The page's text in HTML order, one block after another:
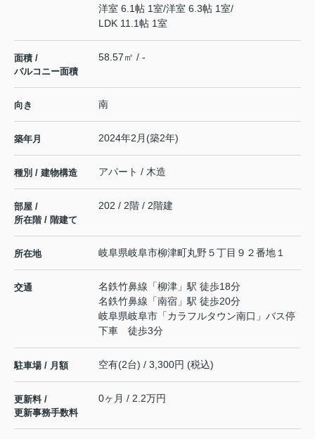
洋室 6.1帖 1室/洋室 6.3帖 1室/
LDK 11.1帖 1室
面積 /
バルコニー面積
58.57㎡ / -
向き 南
築年月 2024年2月(築2年)
種別 / 建物構造 アパート / 木造
部屋 /
所在階 / 階建て
202 / 2階 / 2階建
所在地 岐阜県岐阜市柳津町丸野５丁目９２番地１
交通 名鉄竹鼻線 「柳津 」駅 徒歩18分
名鉄竹鼻線 「南宿 」駅 徒歩20分
岐阜県岐阜市「カラフルタウン南口」バス停
下車 徒歩3分
駐車場 / 月額 空有(2台) / 3,300円 (税込)
更新料 /
更新事務手数料
0ヶ月 / 2.2万円